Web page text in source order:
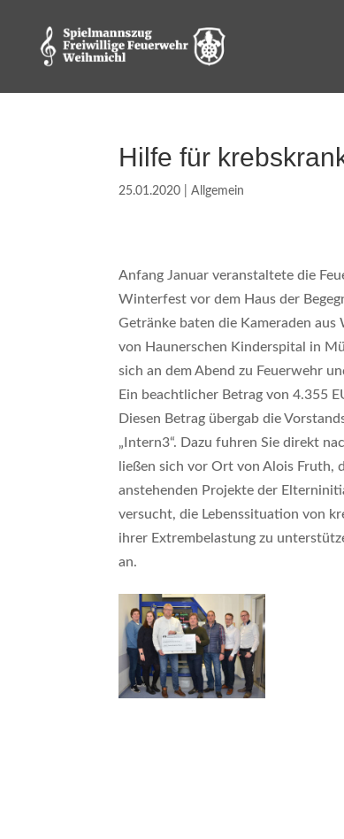
Hilfe für
25.01.2020 |Allgemein
Anfang Januar veranstaltete die
Winterfest vor dem Haus der
Getränke baten die Kameraden
von Haunerschen Kinderspital in
sich an dem Abend zu Feuerwehr
Ein beachtlicher Betrag von 4.355
Diesen Betrag übergab die
„Intern3“. Dazu fuhren Sie direkt
ließen sich vor Ort von Alois Fruth,
anstehenden Projekte der
versucht, die Lebenssituation von
ihrer Extrembelastung zu
an.